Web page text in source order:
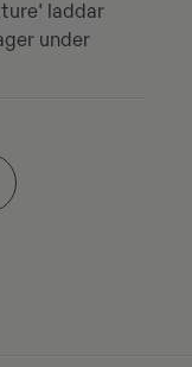
laddar
under